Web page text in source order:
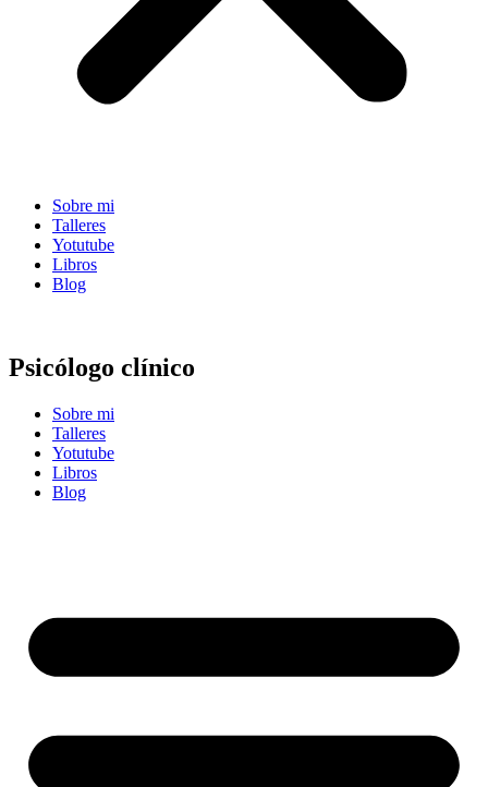
Sobre mi
Talleres
Yotutube
Libros
Blog
Psicólogo clínico
Sobre mi
Talleres
Yotutube
Libros
Blog